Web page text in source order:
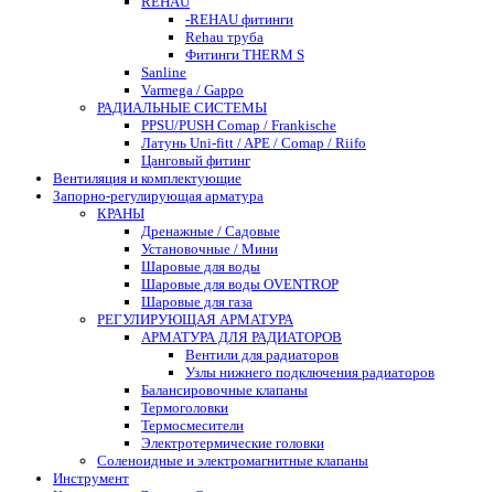
-REHAU фитинги
Rehau труба
Фитинги THERM S
Sanline
Varmega / Gappo
РАДИАЛЬНЫЕ СИСТЕМЫ
PPSU/PUSH Comap / Frankische
Латунь Uni-fitt / APE / Comap / Riifo
Цанговый фитинг
Вентиляция и комплектующие
Запорно-регулирующая арматура
КРАНЫ
Дренажные / Садовые
Установочные / Мини
Шаровые для воды
Шаровые для воды OVENTROP
Шаровые для газа
РЕГУЛИРУЮЩАЯ АРМАТУРА
АРМАТУРА ДЛЯ РАДИАТОРОВ
Вентили для радиаторов
Узлы нижнего подключения радиаторов
Балансировочные клапаны
Термоголовки
Термосмесители
Электротермические головки
Соленоидные и электромагнитные клапаны
Инструмент